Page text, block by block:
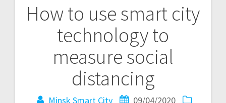
How to use smart city
technology to
measure social
distancing
Minsk Smart City
09/04/2020
Навигация
записям